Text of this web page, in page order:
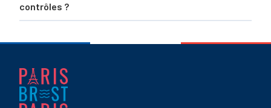
contrôles ?